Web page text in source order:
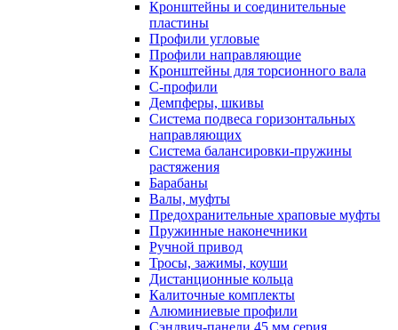
Кронштейны и соединительные
пластины
Профили угловые
Профили направляющие
Кронштейны для торсионного вала
С-профили
Демпферы, шкивы
Система подвеса горизонтальных
направляющих
Система балансировки-пружины
растяжения
Барабаны
Валы, муфты
Предохранительные храповые муфты
Пружинные наконечники
Ручной привод
Тросы, зажимы, коуши
Дистанционные кольца
Калиточные комплекты
Алюминиевые профили
Сэндвич-панели 45 мм серия